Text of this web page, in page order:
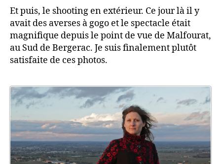
Et puis, le shooting en extérieur. Ce jour là il y
avait des averses à gogo et le spectacle était
magnifique depuis le point de vue de Malfourat,
au Sud de Bergerac. Je suis finalement plutôt
satisfaite de ces photos.